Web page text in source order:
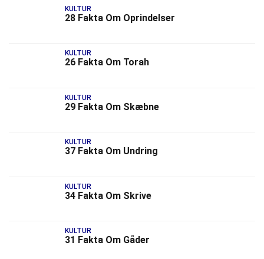
KULTUR
28 Fakta Om Oprindelser
KULTUR
26 Fakta Om Torah
KULTUR
29 Fakta Om Skæbne
KULTUR
37 Fakta Om Undring
KULTUR
34 Fakta Om Skrive
KULTUR
31 Fakta Om Gåder